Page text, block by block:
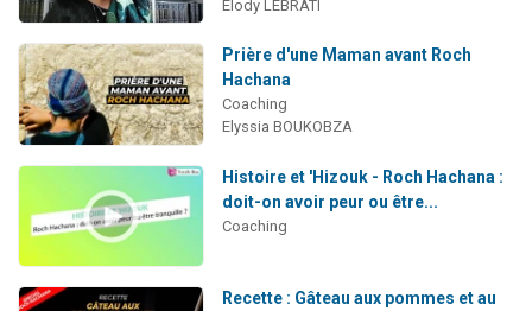
Elody LEBRATI
Prière d'une Maman avant Roch
Hachana
Coaching
Elyssia BOUKOBZA
Histoire et 'Hizouk - Roch Hachana :
doit-on avoir peur ou être...
Coaching
Recette : Gâteau aux pommes et au